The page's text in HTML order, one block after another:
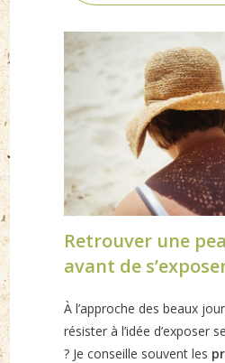
Retrouver une
avant de
À l’approche des beaux
résister à l’idée d’exposer
? Je conseille souvent les